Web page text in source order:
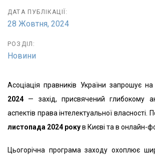
ДАТА ПУБЛІКАЦІЇ:
28 Жовтня, 2024
РОЗДІЛ:
Новини
Асоціація правників України запрошує на
2024— захід, присвячений глибокому
аспектів права інтелектуальної власності.
листопада 2024 рокув Києві та в онлайн-
Цьогорічна програма заходу охоплює